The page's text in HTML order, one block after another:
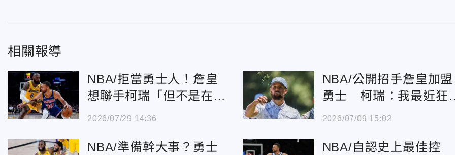
相關報導
NBA/拒當勇士人！詹皇
想聯手柯瑞「但不是在金
州」 內幕曝光
2026/07/29 14:36
NBA/公開招手詹皇加盟
勇士 柯瑞：我最近狂
訊息給他
2026/07/09 15:02
NBA/準備幹大事？勇士
NBA/自認史上最佳控